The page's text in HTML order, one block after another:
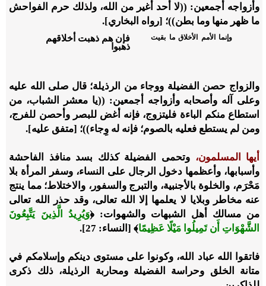
وأزواجه أجمعين: ((لا أحد أغير من الله، ولذلك حرم الفواحش
ما ظهر منها وما بطن))؛ [رواه البخاري].
وإنما الأمم الأخلاق ما بقيت
فإن هم ذهبت أخلاقهم
ذهبوا
والزواج حصن الفضيلة ووجاء من الرذيلة؛ قال صلى الله عليه
وعلى آله وأصحابه وأزواجه أجمعين: ((يا معشر الشباب، من
استطاع منكم الباءة فليتزوج، فإنه أغض للبصر وأحصن للفرج،
ومن لم يستطع فعليه بالصوم؛ فإنه له وِجاء))؛ [متفق عليه].
أيها المسلمون، وتحمى الفضيلة كذلك بسد منافذ الفاحشة
وأسبابها، وأعظمها دخول الرجال على النساء، وسفر المرأة بلا
مَحْرَم، والخلوة بالأجنبية، والتبرج والسفور، والاختلاط؛ مما ينتج
عنه مخاطر وبلايا لا يعلمها إلا الله تعالى، وقد حذر الله تعالى
من مسالك أهل الشبهات والشهوات:﴿وَيُرِيدُ الَّذِينَ يَتَّبِعُونَ
الشَّهْوَاتِ أَن تَمِيلُوا مَيْلًا عَظِيمًا﴾ [النساء: 27].
فاتقوا الله عباد الله، وكونوا على مستوى دينكم وإسلامكم في
متانة الخلق وحراسة الفضيلة ومحاربة الرذيلة، ذلك ذكرى